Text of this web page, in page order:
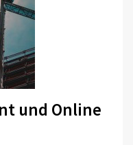
und Online